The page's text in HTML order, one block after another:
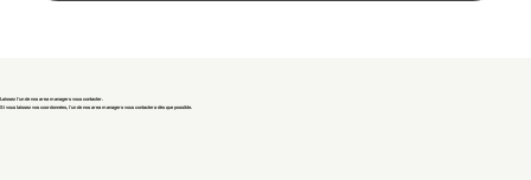
Laissez l'un de nos area managers vous contacter.
Si vous laissez vos coordonnées, l'un de nos area managers vous contactera dès que possible.